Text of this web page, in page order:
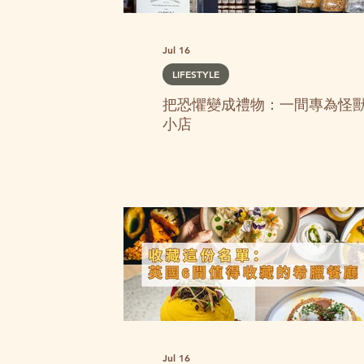
把恐懼變成禮物：一間專為怪
小店
LIFESTYLE
Jul 16
Jul 16